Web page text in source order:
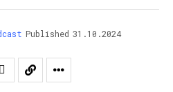
Published 31.10.2024